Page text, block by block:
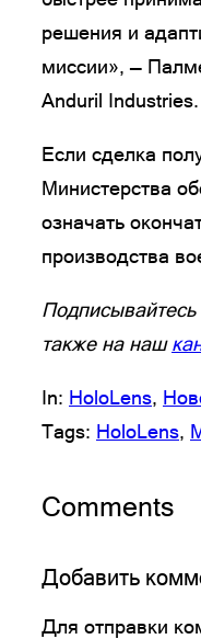
решения и
миссии», —
Anduril Industries.
Если сделка
Министерства
означать
производства
также на наш
In: HoloLens,
Tags: HoloLens,
Comments
Добавить
Для отправки